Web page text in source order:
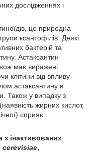
дослідженнях і
це природна
ксантофілів. Деякі
бактерій та
Астаксантин
має виражені
клітини від впливу
астаксантину в
Також у випадку з
жирних кислот,
сприяє
інактивованих
cerevisiae,